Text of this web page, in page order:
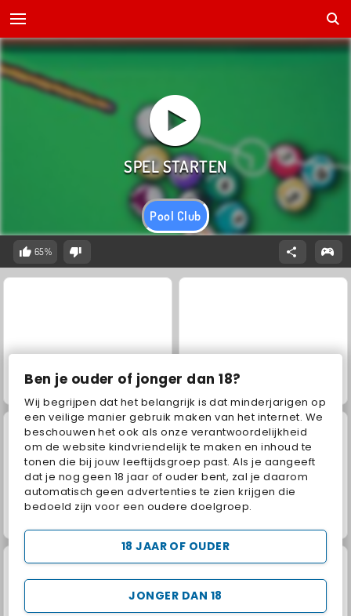
Ben je ouder of jonger dan 18?
Wij begrijpen dat het belangrijk is dat minderjarigen op
een veilige manier gebruik maken van het internet. We
beschouwen het ook als onze verantwoordelijkheid
om de website kindvriendelijk te maken en inhoud te
tonen die bij jouw leeftijdsgroep past. Als je aangeeft
dat je nog geen 18 jaar of ouder bent, zal je daarom
automatisch geen advertenties te zien krijgen die
bedoeld zijn voor een oudere doelgroep.
JONGER DAN 18
18 JAAR OF OUDER
Pool Club
65%
Biljart: snooker met 8 biljartballen